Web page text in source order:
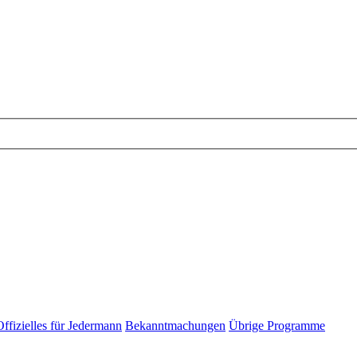
für Jedermann Bekanntmachungen Übrige Programme